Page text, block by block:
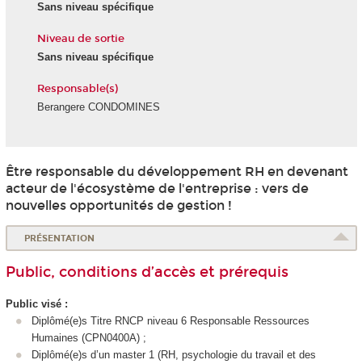
Sans niveau spécifique
Niveau de sortie
Sans niveau spécifique
Responsable(s)
Berangere CONDOMINES
Être responsable du développement RH en devenant
acteur de l'écosystème de l'entreprise : vers de
nouvelles opportunités de gestion !
PRÉSENTATION
Public, conditions d’accès et prérequis
Public visé :
Diplômé(e)s Titre RNCP niveau 6 Responsable Ressources
Humaines (CPN0400A) ;
Diplômé(e)s d’un master 1 (RH, psychologie du travail et des